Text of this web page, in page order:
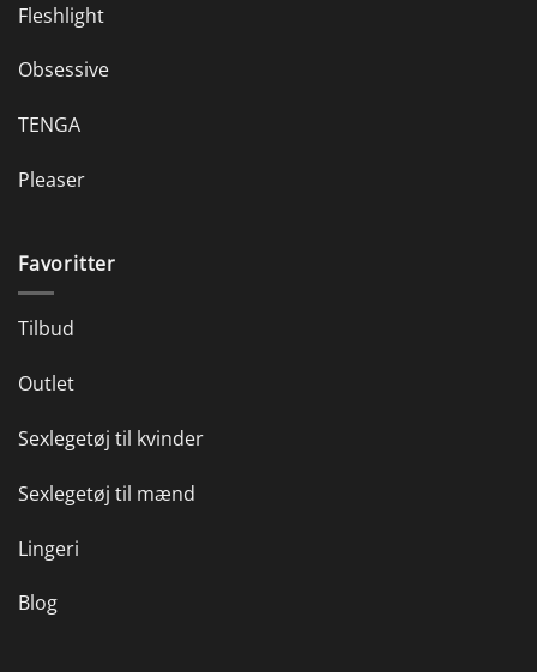
Fleshlight
Obsessive
TENGA
Pleaser
Favoritter
Tilbud
Outlet
Sexlegetøj til kvinder
Sexlegetøj til mænd
Lingeri
Blog